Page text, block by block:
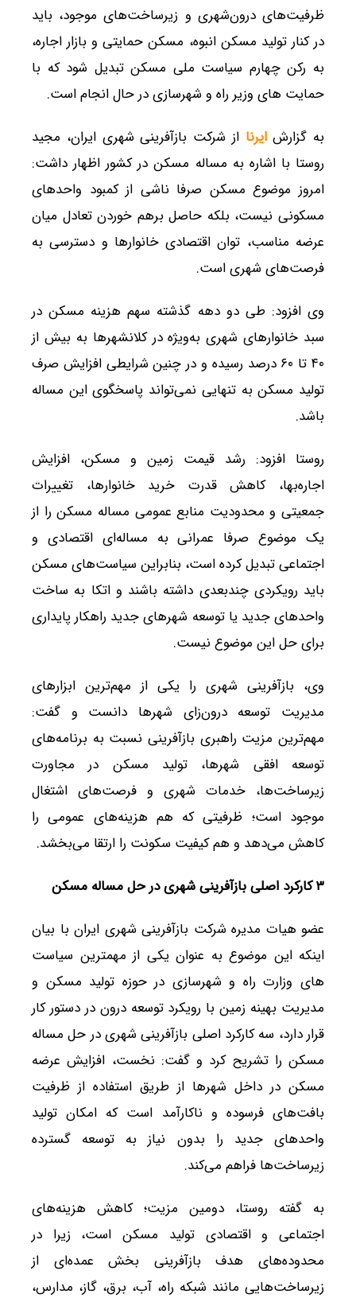
ظرفیت‌های درون‌شهری و زیرساخت‌های موجود، باید
در کنار تولید مسکن انبوه، مسکن حمایتی و بازار اجاره،
به رکن چهارم سیاست ملی مسکن تبدیل شود که با
حمایت های وزیر راه و شهرسازی در حال انجام است.
به گزارش ایرنا از شرکت بازآفرینی شهری ایران، مجید
روستا با اشاره به مساله مسکن در کشور اظهار داشت:
امروز موضوع مسکن صرفا ناشی از کمبود واحدهای
مسکونی نیست، بلکه حاصل برهم خوردن تعادل میان
عرضه مناسب، توان اقتصادی خانوارها و دسترسی به
فرصت‌های شهری است.
وی افزود: طی دو دهه گذشته سهم هزینه مسکن در
سبد خانوارهای شهری به‌ویژه در کلانشهرها به بیش از
۴۰ تا ۶۰ درصد رسیده و در چنین شرایطی افزایش صرف
تولید مسکن به تنهایی نمی‌تواند پاسخگوی این مساله
باشد.
روستا افزود: رشد قیمت زمین و مسکن، افزایش
اجاره‌بها، کاهش قدرت خرید خانوارها، تغییرات
جمعیتی و محدودیت منابع عمومی مساله مسکن را از
یک موضوع صرفا عمرانی به مساله‌ای اقتصادی و
اجتماعی تبدیل کرده است، بنابراین سیاست‌های مسکن
باید رویکردی چندبعدی داشته باشند و اتکا به ساخت
واحدهای جدید یا توسعه شهرهای جدید راهکار پایداری
برای حل این موضوع نیست.
وی، بازآفرینی شهری را یکی از مهم‌ترین ابزارهای
مدیریت توسعه درون‌زای شهرها دانست و گفت:
مهم‌ترین مزیت راهبری بازآفرینی نسبت به برنامه‌های
توسعه افقی شهرها، تولید مسکن در مجاورت
زیرساخت‌ها، خدمات شهری و فرصت‌های اشتغال
موجود است؛ ظرفیتی که هم هزینه‌های عمومی را
کاهش می‌دهد و هم کیفیت سکونت را ارتقا می‌بخشد.
۳کارکرد اصلی بازآفرینی شهری در حل مساله مسکن
عضو هیات مدیره شرکت بازآفرینی شهری ایران با بیان
اینکه این موضوع به عنوان یکی از مهمترین سیاست
های وزارت راه و شهرسازی در حوزه تولید مسکن و
مدیریت بهینه زمین با رویکرد توسعه درون در دستور کار
قرار دارد، سه کارکرد اصلی بازآفرینی شهری در حل مساله
مسکن را تشریح کرد و گفت: نخست، افزایش عرضه
مسکن در داخل شهرها از طریق استفاده از ظرفیت
بافت‌های فرسوده و ناکارآمد است که امکان تولید
واحدهای جدید را بدون نیاز به توسعه گسترده
زیرساخت‌ها فراهم می‌کند.
به گفته روستا، دومین مزیت؛ کاهش هزینه‌های
اجتماعی و اقتصادی تولید مسکن است، زیرا در
محدوده‌های هدف بازآفرینی بخش عمده‌ای از
زیرساخت‌هایی مانند شبکه راه، آب، برق، گاز، مدارس،